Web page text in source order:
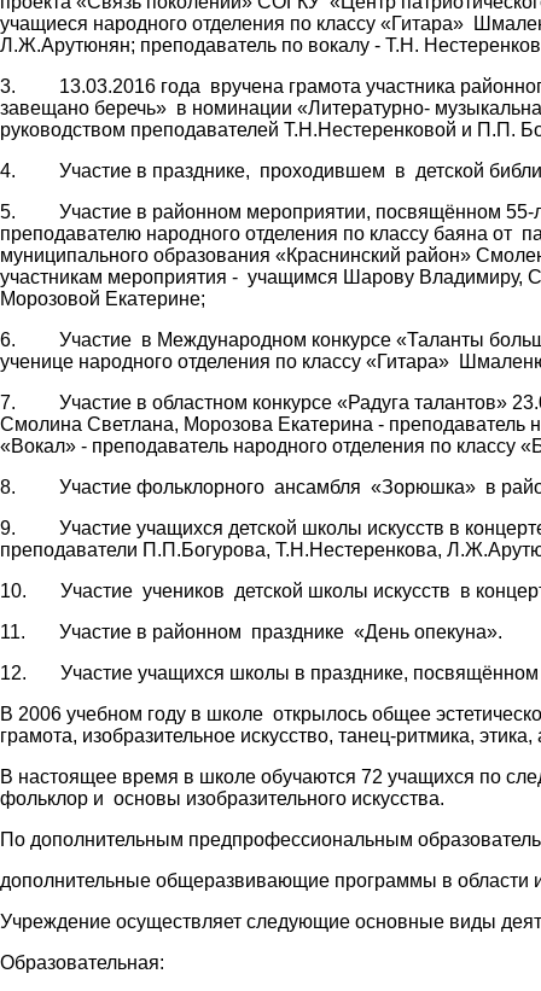
учащиеся народного отделения по классу «Гитара»
Л.Ж.Арутюнян; преподаватель по вокалу - Т.Н.
3. 13.03.2016 года вручена грамота участника
завещано беречь» в номинации «Литературно-
руководством преподавателей Т.Н.Нестеренковой и П.П.
4. Участие в празднике, проходившем в детской
5. Участие в районном мероприятии, посвящённом 55-
преподавателю народного отделения по классу баяна от
муниципального образования «Краснинский район»
участникам мероприятия - учащимся Шарову
Морозовой Екатерине;
6. Участие в Международном конкурсе «Таланты
ученице народного отделения по классу «Гитара»
7. Участие в областном конкурсе «Радуга талантов»
Смолина Светлана, Морозова Екатерина - преподаватель
«Вокал» - преподаватель народного отделения по классу
8. Участие фольклорного ансамбля «Зорюшка» в
9. Участие учащихся детской школы искусств в
преподаватели П.П.Богурова, Т.Н.Нестеренкова,
10. Участие учеников детской школы искусств в
11. Участие в районном празднике «День опекуна».
12. Участие учащихся школы в празднике,
В 2006 учебном году в школе открылось общее
грамота, изобразительное искусство, танец-ритмика, этика,
В настоящее время в школе обучаются 72 учащихся по
фольклор и основы изобразительного искусства.
По дополнительным предпрофессиональным
дополнительные общеразвивающие программы в области
Учреждение осуществляет следующие основные виды
Образовательная: